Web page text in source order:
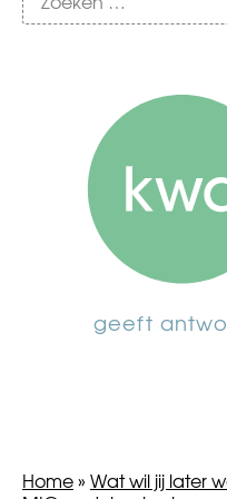
geeft
Home» Wat wil jij later